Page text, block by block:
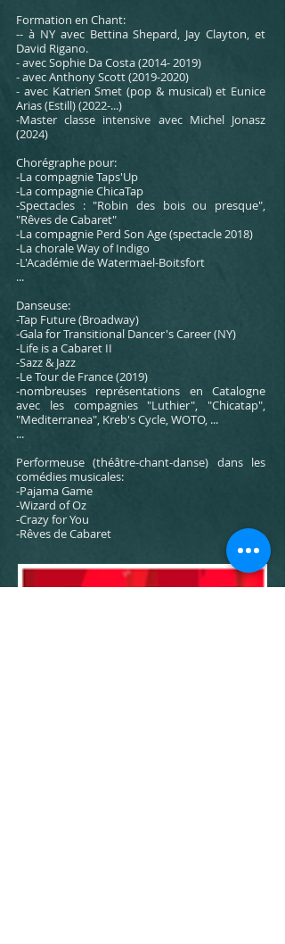
Formation en Chant:
-- à NY avec Bettina Shepard, Jay Clayton, et
David Rigano.
- avec Sophie Da Costa(2014- 2019)
- avec Anthony Scott (2019-2020)
- avec Katrien Smet (pop & musical) et Eunice
Arias (Estill) (2022-...)
-Master classe intensive avec Michel Jonasz
(2024)
Chorégraphe pour:
-La compagnie Taps'Up
-La compagnie ChicaTap
-Spectacles : "Robin des bois ou presque",
"Rêves de Cabaret"
-La compagnie Perd Son Age (spectacle 2018)
-La chorale Way of Indigo
-L'Académie de Watermael-Boitsfort
...
Danseuse:
-Tap Future (Broadway)
-Gala for Transitional Dancer's Career (NY)
-Life is a Cabaret II
-Sazz & Jazz
-Le Tour de France (2019)
-nombreuses représentations en Catalogne
avec les compagnies "Luthier", "Chicatap",
"Mediterranea", Kreb's Cycle, WOTO, ...
...
Performeuse (théâtre-chant-danse) dans les
comédies musicales:
-Pajama Game
-Wizard of Oz
-Crazy for You
-Rêves de Cabaret